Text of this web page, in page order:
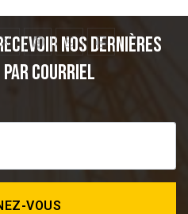
nos dernières
par courriel